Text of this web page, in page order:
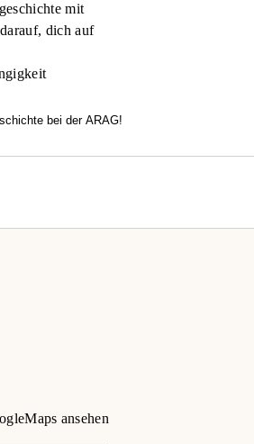
mit
dich auf
bei der ARAG!
ansehen